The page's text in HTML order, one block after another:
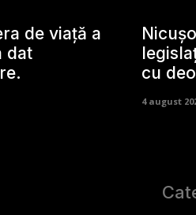
de viață a
dat
cu
4 august